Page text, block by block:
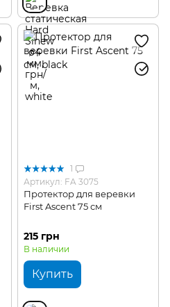
1
Артикул: FA 3075
Протектор для веревки
First Ascent 75 см
215 грн
В наличии
Купить